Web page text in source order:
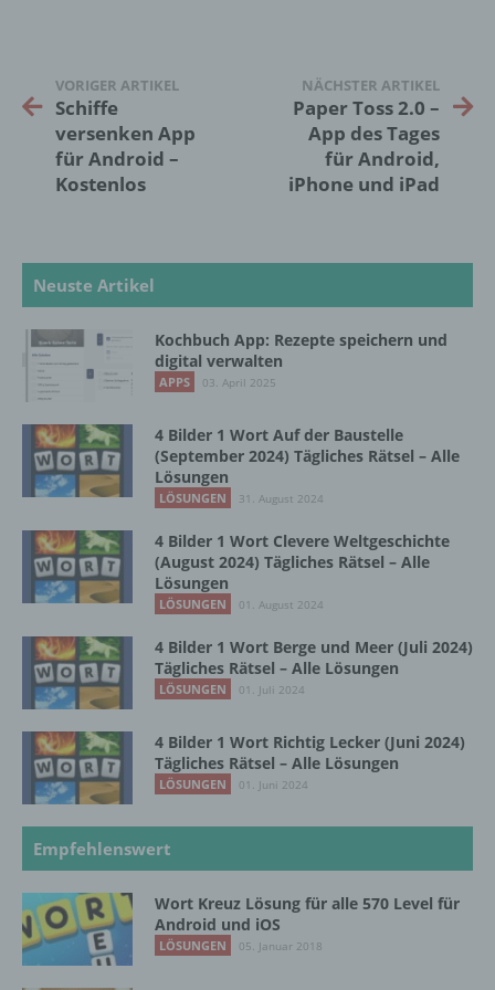
VORIGER ARTIKEL
Schiffe
versenken App
für Android –
Kostenlos
NÄCHSTER ARTIKEL
Paper Toss 2.0 –
App des Tages
für Android,
iPhone und iPad
Neuste Artikel
Kochbuch App: Rezepte speichern und
digital verwalten
APPS 03. April 2025
4 Bilder 1 Wort Auf der Baustelle
(September 2024) Tägliches Rätsel – Alle
Lösungen
LÖSUNGEN 31. August 2024
4 Bilder 1 Wort Clevere Weltgeschichte
(August 2024) Tägliches Rätsel – Alle
Lösungen
LÖSUNGEN 01. August 2024
4 Bilder 1 Wort Berge und Meer (Juli 2024)
Tägliches Rätsel – Alle Lösungen
LÖSUNGEN 01. Juli 2024
4 Bilder 1 Wort Richtig Lecker (Juni 2024)
Tägliches Rätsel – Alle Lösungen
LÖSUNGEN 01. Juni 2024
Empfehlenswert
Wort Kreuz Lösung für alle 570 Level für
Android und iOS
LÖSUNGEN 05. Januar 2018
die Offenlegung durch Übermittlung,
Verbreitung oder eine andere Form der
Bereitstellung, den Abgleich oder die
Verknüpfung, die Einschränkung, das
Löschen oder die Vernichtung.
Einschränkung der Verarbeitung ist die
Markierung gespeicherter
personenbezogener Daten mit dem Ziel, ihre
künftige Verarbeitung einzuschränken.
e) Profiling
Profiling ist jede Art der automatisierten
darin besteht, dass diese
personenbezogenen Daten verwendet
werden, um bestimmte persönliche Aspekte,
die sich auf eine natürliche Person beziehen,
zu bewerten, insbesondere, um Aspekte
bezüglich Arbeitsleistung, wirtschaftlicher
Lage, Gesundheit, persönlicher Vorlieben,
Interessen, Zuverlässigkeit, Verhalten,
natürlichen Person zu analysieren oder
vorherzusagen.
f) Pseudonymisierung
Pseudonymisierung ist die Verarbeitung
personenbezogener Daten in einer Weise,
auf welche die personenbezogenen Daten
ohne Hinzuziehung zusätzlicher